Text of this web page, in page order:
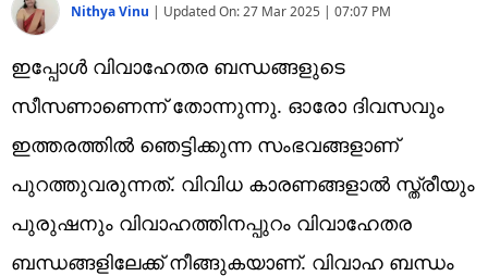
Nithya Vinu | Updated On:27 Mar 2025 | 07:07 PM
ഇപ്പോൾ വിവാഹേതര ബന്ധങ്ങളുടെ
സീസണാണെന്ന് തോന്നുന്നു. ഓരോ ദിവസവും
ഇത്തരത്തിൽ ഞെട്ടിക്കുന്ന സംഭവങ്ങളാണ്
പുറത്തുവരുന്നത്. വിവിധ കാരണങ്ങളാൽ സ്ത്രീയും
പുരുഷനും വിവാഹത്തിനപ്പുറം വിവാഹേതര
ബന്ധങ്ങളിലേക്ക് നീങ്ങുകയാണ്. വിവാഹ ബന്ധം